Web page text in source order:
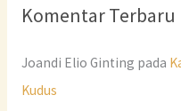
Komentar Terbaru
Joandi Elio Ginting pada
Kudus